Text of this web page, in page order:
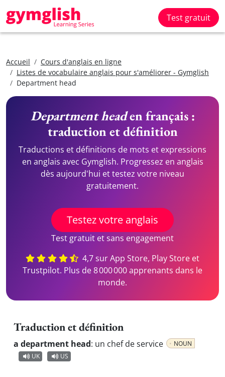
Test gratuit
Accueil
Cours d'anglais en ligne
Listes de vocabulaire anglais pour s'améliorer - Gymglish
Department head
Department headen français :
traduction et définition
Traductions et définitions de mots et expressions
en anglais avec Gymglish. Progressez en anglais
dès aujourd'hui et testez votre niveau
gratuitement.
Testez votre anglais
Test gratuit et sans engagement
4,7 sur App Store, Play Store et
Trustpilot. Plus de 8 000 000 apprenants dans le
monde.
Traduction et définition
a department head: un chef de service
NOUN
UK
US